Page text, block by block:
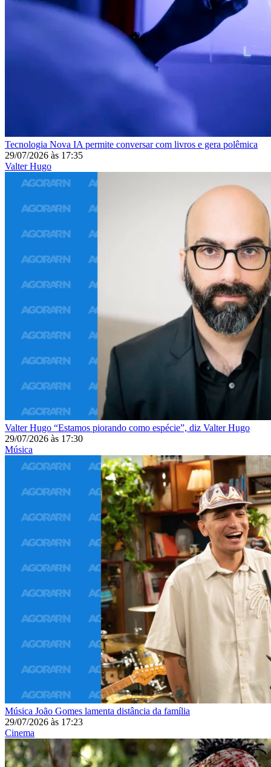
Tecnologia Nova IA permite conversar com livros e gera polêmica
29/07/2026 às 17:35
Valter Hugo
Valter Hugo “Estamos piorando como espécie”, diz Valter Hugo
29/07/2026 às 17:30
Música
Música João Gomes lamenta distância da família
29/07/2026 às 17:23
Cinema